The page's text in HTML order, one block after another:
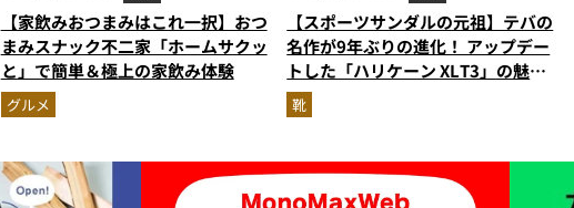
【家飲みおつまみはこれ一択】おつ
まみスナック不二家「ホームサクッ
と」で簡単＆極上の家飲み体験
グルメ
【スポーツサンダルの元祖】テバの
名作が9年ぶりの進化！ アップデー
トした「ハリケーン XLT3」の魅力
を識者があらゆる角度から徹底解
説！
靴